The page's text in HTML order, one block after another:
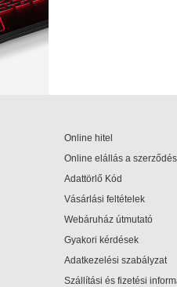
Online hitel
Online elállás a
Adattörlő Kód
Vásárlási feltételek
Webáruház útmutató
Gyakori kérdések
Adatkezelési szabályzat
Szállítási és fizetési